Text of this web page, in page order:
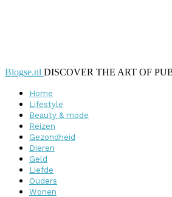
Blogse.nl DISCOVER THE ART OF
Home
Lifestyle
Beauty & mode
Reizen
Gezondheid
Dieren
Geld
Liefde
Ouders
Wonen